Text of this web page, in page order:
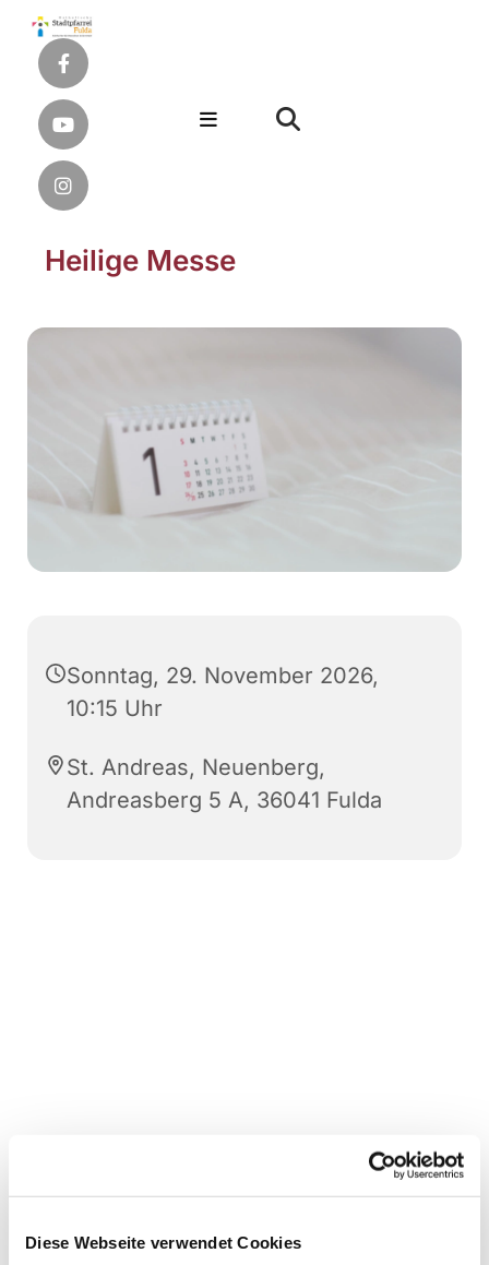
Diese Webseite verwendet Cookies
Heilige Messe
Sonntag, 29. November 2026,
10:15 Uhr
St. Andreas, Neuenberg,
Andreasberg 5 A, 36041 Fulda